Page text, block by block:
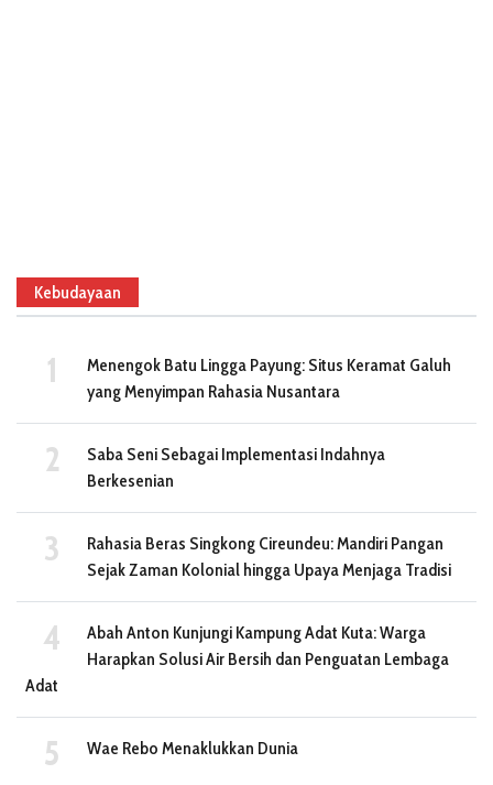
Kebudayaan
Menengok Batu Lingga Payung: Situs Keramat Galuh
yang Menyimpan Rahasia Nusantara
Saba Seni Sebagai Implementasi Indahnya
Berkesenian
Rahasia Beras Singkong Cireundeu: Mandiri Pangan
Sejak Zaman Kolonial hingga Upaya Menjaga Tradisi
Abah Anton Kunjungi Kampung Adat Kuta: Warga
Harapkan Solusi Air Bersih dan Penguatan Lembaga
Adat
Wae Rebo Menaklukkan Dunia